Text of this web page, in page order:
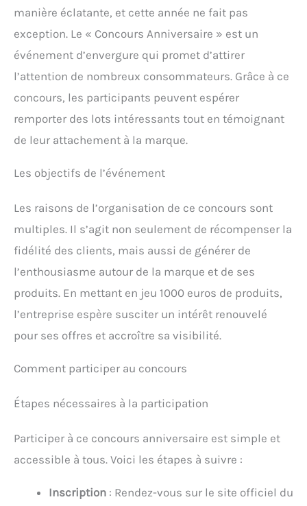
manière éclatante, et cette année ne fait pas
exception. Le « Concours Anniversaire » est un
événement d’envergure qui promet d’attirer
l’attention de nombreux consommateurs. Grâce à ce
concours, les participants peuvent espérer
remporter des lots intéressants tout en témoignant
de leur attachement à la marque.
Les objectifs de l’événement
Les raisons de l’organisation de ce concours sont
multiples. Il s’agit non seulement de récompenser la
fidélité des clients, mais aussi de générer de
l’enthousiasme autour de la marque et de ses
produits. En mettant en jeu 1000 euros de produits,
l’entreprise espère susciter un intérêt renouvelé
pour ses offres et accroître sa visibilité.
Comment participer au concours
Étapes nécessaires à la participation
Participer à ce concours anniversaire est simple et
accessible à tous. Voici les étapes à suivre :
Inscription : Rendez-vous sur le site officiel du